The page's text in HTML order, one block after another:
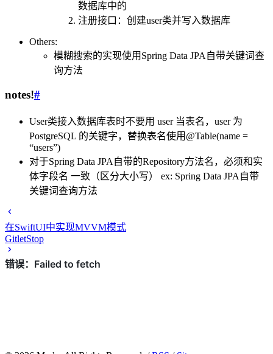
数据库中的
注册接口：创建user类并写入数据库
Others:
模糊搜索的实现使用Spring Data JPA自带关键词查
询方法
notes!#
User类接入数据库表时不要用 user 当表名，user 为
PostgreSQL 的关键字，替换表名使用@Table(name =
“users”)
对于Spring Data JPA自带的Repository方法名，必须和实
体字段名 一致（区分大小写） ex: Spring Data JPA自带
关键词查询方法
在SwiftUI中实现MVVM模式
GitletStop